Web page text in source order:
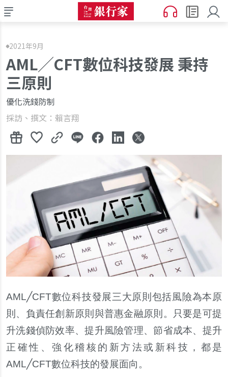
2021年9月
AML╱CFT數位科技發展 秉持
三原則
優化洗錢防制
採訪、撰文：賴言翔
AML╱CFT數位科技發展三大原則包括風險為本原
則、負責任創新原則與普惠金融原則。只要是可提
升洗錢偵防效率、提升風險管理、節省成本、提升
正確性、強化稽核的新方法或新科技，都是
AML╱CFT數位科技的發展面向。